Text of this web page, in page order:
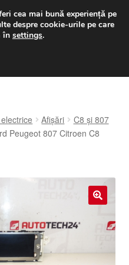
031 229 6816
Afișări
C8 și 807
Peugeot 807 Citroen C8
cea mai bună experiență pe
despre cookie-urile pe care
în settings.